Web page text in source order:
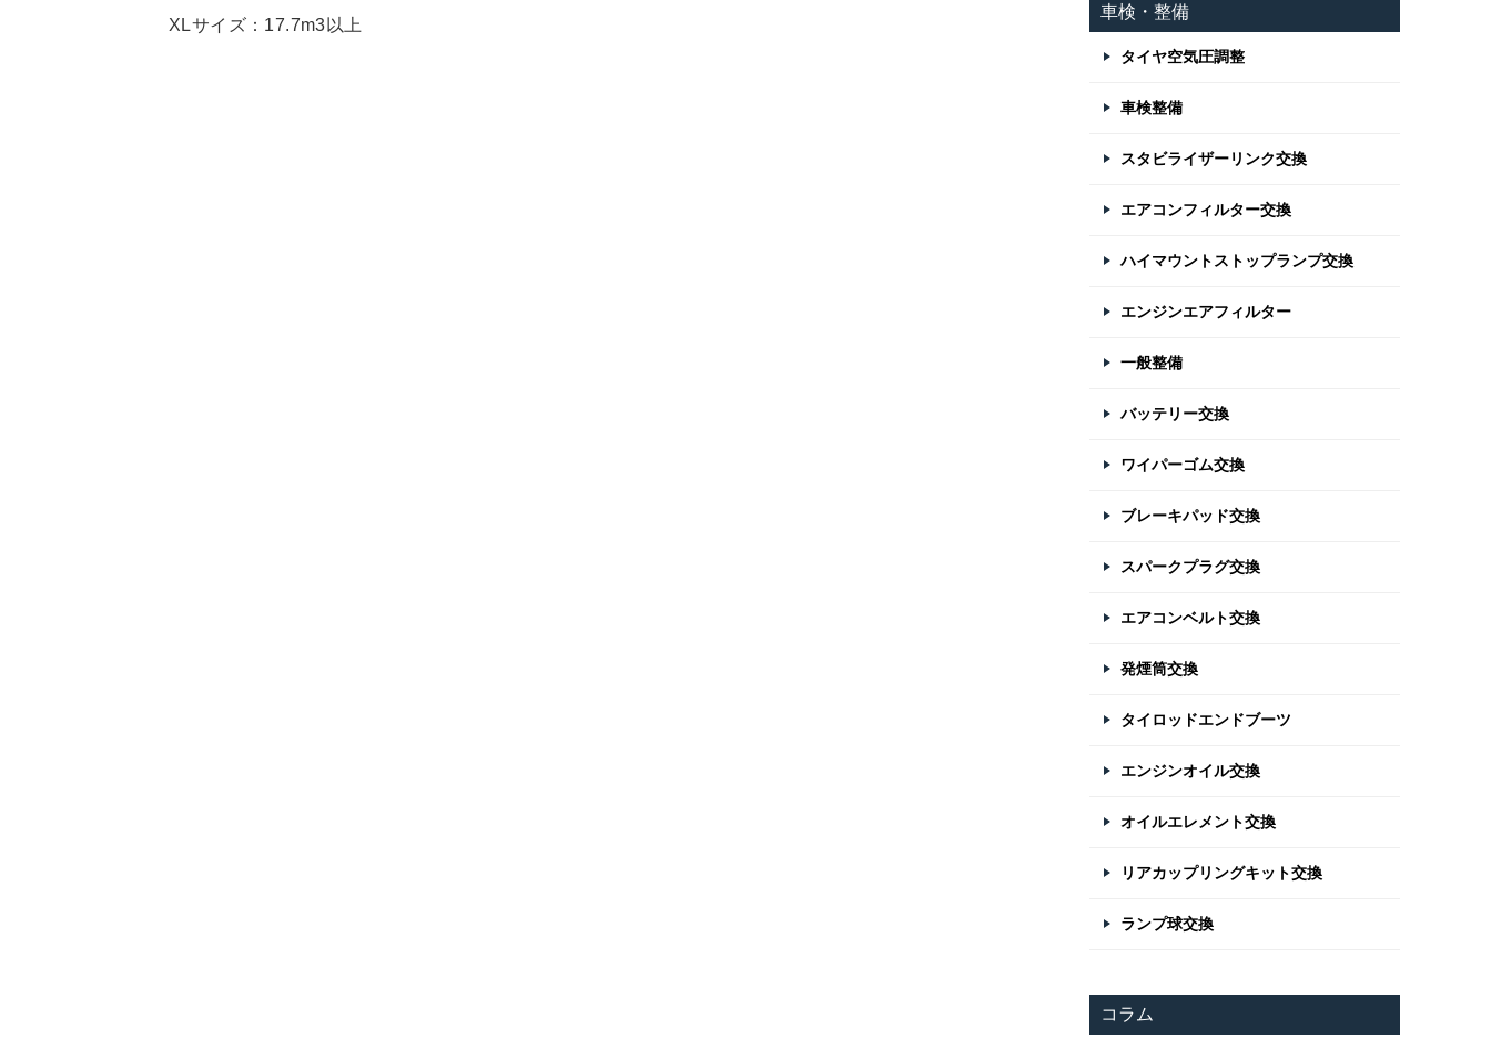
XLサイズ：17.7m3以上
車検・整備
タイヤ空気圧調整
車検整備
スタビライザーリンク交換
エアコンフィルター交換
ハイマウントストップランプ交換
エンジンエアフィルター
一般整備
バッテリー交換
ワイパーゴム交換
ブレーキパッド交換
スパークプラグ交換
エアコンベルト交換
発煙筒交換
タイロッドエンドブーツ
エンジンオイル交換
オイルエレメント交換
リアカップリングキット交換
ランプ球交換
コラム